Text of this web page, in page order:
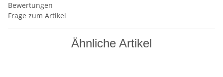
Bewertungen
Frage zum Artikel
Ähnliche Artikel